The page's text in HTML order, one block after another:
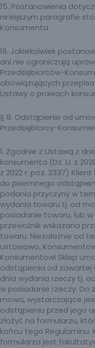
15. Postanowienia
niniejszym paragrafie
Konsumenta.
16. Jakiekolwiek
ani nie ograniczają
Przedsiębiorców-
obowiązujących
Ustawy o prawach
§ 8. Odstąpienie od
Przedsiębiorcy-
1. Zgodnie z Ustawą z
konsumenta (Dz. U. z
z 2022 r. poz. 2337)
do pisemnego
podania przyczyny w
wydania towaru tj. od
posiadanie towaru, lub
przewoźnik wskazana
towaru. Niezależnie od
ustawowo,
Konsumentowi Sklep
odstąpienia od zawartej
dnia wydania rzeczy tj.
w posiadanie rzeczy. Do
mowa, wystarczające
odstąpieniu przed jego
złożyć na formularzu,
końcu tego
formularza jest